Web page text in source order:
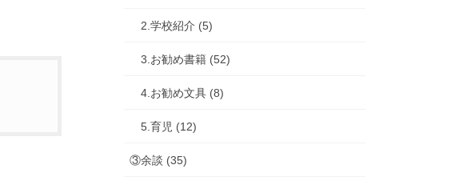
2.学校紹介 (5)
3.お勧め書籍 (52)
4.お勧め文具 (8)
5.育児 (12)
③余談 (35)